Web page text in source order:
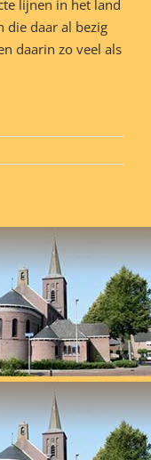
lijnen in het land
die daar al bezig
daarin zo veel als